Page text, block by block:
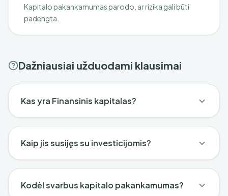
Kapitalo pakankamumas parodo, ar rizika gali būti
padengta.
Dažniausiai užduodami klausimai
Kas yra Finansinis kapitalas?
Kaip jis susijęs su investicijomis?
Kodėl svarbus kapitalo pakankamumas?